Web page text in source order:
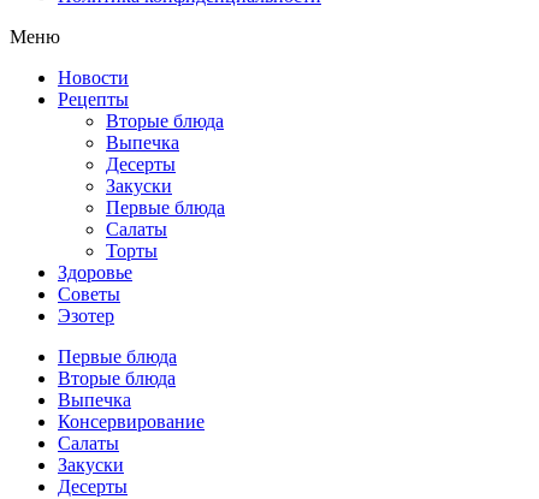
Меню
Новости
Рецепты
Вторые блюда
Выпечка
Десерты
Закуски
Первые блюда
Салаты
Торты
Здоровье
Советы
Эзотер
Первые блюда
Вторые блюда
Выпечка
Консервирование
Салаты
Закуски
Десерты